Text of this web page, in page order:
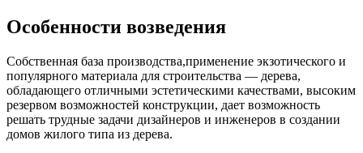
Особенности возведения
Собственная база производства,применение экзотического и
популярного материала для строительства — дерева,
обладающего отличными эстетическими качествами, высоким
резервом возможностей конструкции, дает возможность
решать трудные задачи дизайнеров и инженеров в создании
домов жилого типа из дерева.